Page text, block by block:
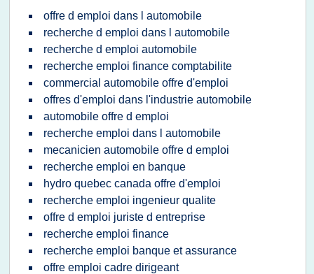
offre d emploi dans l automobile
recherche d emploi dans l automobile
recherche d emploi automobile
recherche emploi finance comptabilite
commercial automobile offre d'emploi
offres d'emploi dans l'industrie automobile
automobile offre d emploi
recherche emploi dans l automobile
mecanicien automobile offre d emploi
recherche emploi en banque
hydro quebec canada offre d'emploi
recherche emploi ingenieur qualite
offre d emploi juriste d entreprise
recherche emploi finance
recherche emploi banque et assurance
offre emploi cadre dirigeant